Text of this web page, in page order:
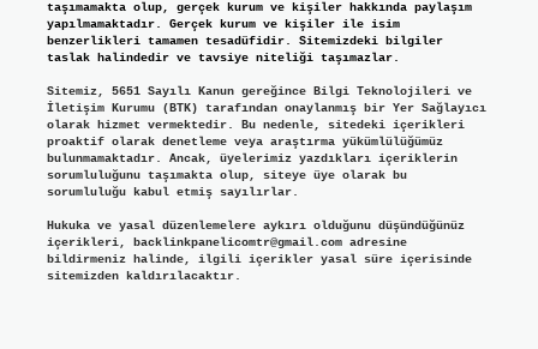
taşımamakta olup, gerçek kurum ve kişiler hakkında paylaşım
yapılmamaktadır. Gerçek kurum ve kişiler ile isim
benzerlikleri tamamen tesadüfidir. Sitemizdeki bilgiler
taslak halindedir ve tavsiye niteliği taşımazlar.
Sitemiz, 5651 Sayılı Kanun gereğince Bilgi Teknolojileri ve
İletişim Kurumu (BTK) tarafından onaylanmış bir Yer Sağlayıcı
olarak hizmet vermektedir. Bu nedenle, sitedeki içerikleri
proaktif olarak denetleme veya araştırma yükümlülüğümüz
bulunmamaktadır. Ancak, üyelerimiz yazdıkları içeriklerin
sorumluluğunu taşımakta olup, siteye üye olarak bu
sorumluluğu kabul etmiş sayılırlar.
Hukuka ve yasal düzenlemelere aykırı olduğunu düşündüğünüz
içerikleri, backlinkpanelicomtr@gmail.comadresine
bildirmeniz halinde, ilgili içerikler yasal süre içerisinde
sitemizden kaldırılacaktır.